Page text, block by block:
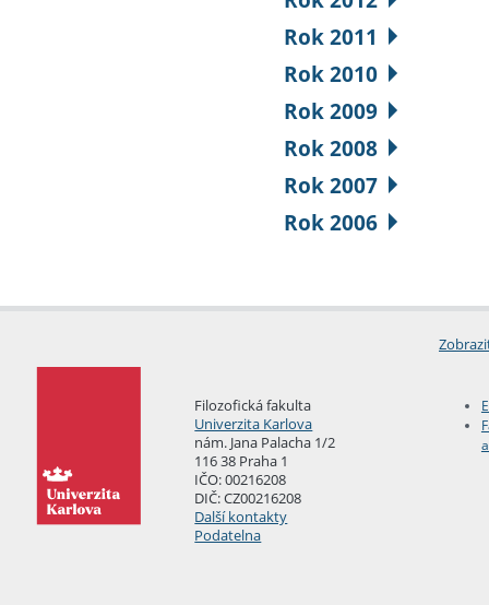
Rok 2011
Rok 2010
Rok 2009
Rok 2008
Rok 2007
Rok 2006
Filozofická fakulta
Univerzita Karlova
nám. Jana Palacha 1/2
116 38 Praha 1
IČO: 00216208
DIČ: CZ00216208
Další kontakty
Podatelna